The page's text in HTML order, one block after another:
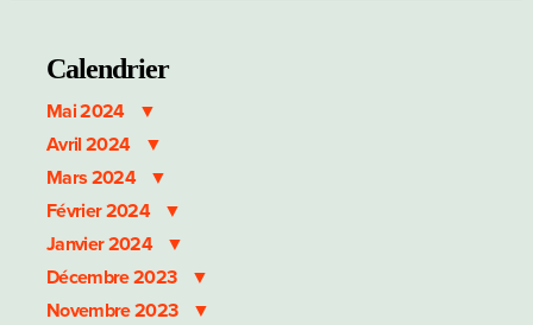
Calendrier
Mai 2024
Avril 2024
Mars 2024
Février 2024
Janvier 2024
Décembre 2023
Novembre 2023